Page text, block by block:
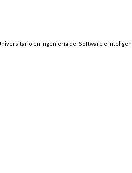
en Ingeniería del Software e